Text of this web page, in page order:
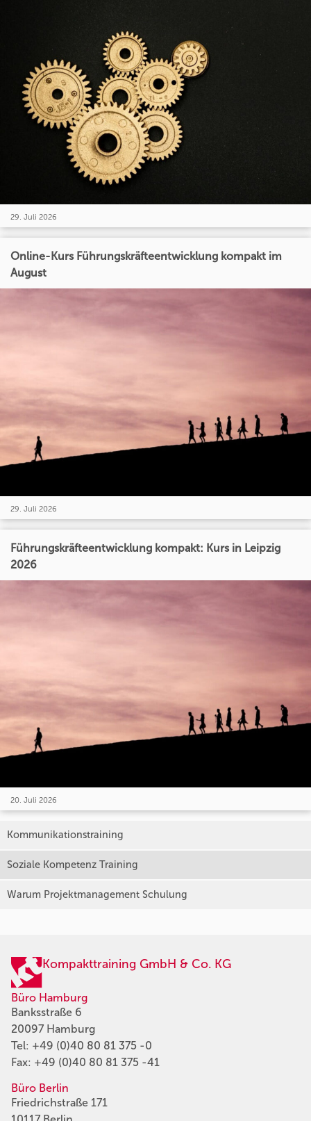
29. Juli 2026
Online-Kurs Führungskräfteentwicklung kompakt im
August
29. Juli 2026
Führungskräfteentwicklung kompakt: Kurs in Leipzig
2026
20. Juli 2026
Kommunikationstraining
Soziale Kompetenz Training
Warum Projektmanagement Schulung
Kompakttraining GmbH & Co. KG
Büro Hamburg
Banksstraße 6
20097 Hamburg
Tel: +49 (0)40 80 81 375 -0
Fax: +49 (0)40 80 81 375 -41
Büro Berlin
Friedrichstraße 171